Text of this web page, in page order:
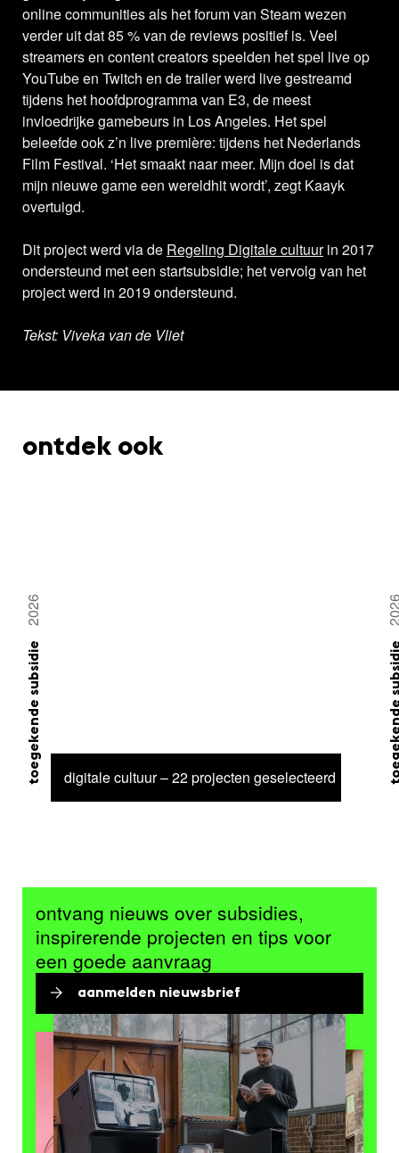
online communities als het forum van Steam wezen
verder uit dat 85 % van de reviews positief is. Veel
streamers en content creators speelden het spel live op
YouTube en Twitch en de trailer werd live gestreamd
tijdens het hoofdprogramma van E3, de meest
invloedrijke gamebeurs in Los Angeles. Het spel
beleefde ook z’n live première: tijdens het Nederlands
Film Festival. ‘Het smaakt naar meer. Mijn doel is dat
mijn nieuwe game een wereldhit wordt’, zegt Kaayk
overtuigd.
Dit project werd via de Regeling Digitale cultuurin 2017
ondersteund met een startsubsidie; het vervolg van het
project werd in 2019 ondersteund.
Tekst: Viveka van de Vliet
ontdek ook
digitale cultuur – 22 projecten geselecteerd
toegekende subsidie
2026
ontvang nieuws over subsidies,
inspirerende projecten en tips voor
een goede aanvraag
aanmelden nieuwsbrief